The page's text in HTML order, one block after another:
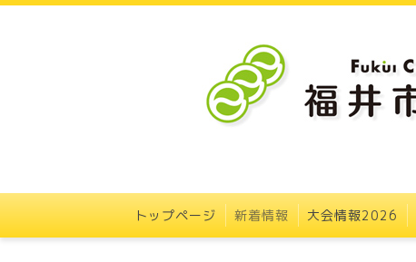
トップページ 新着情報 大会情報2026